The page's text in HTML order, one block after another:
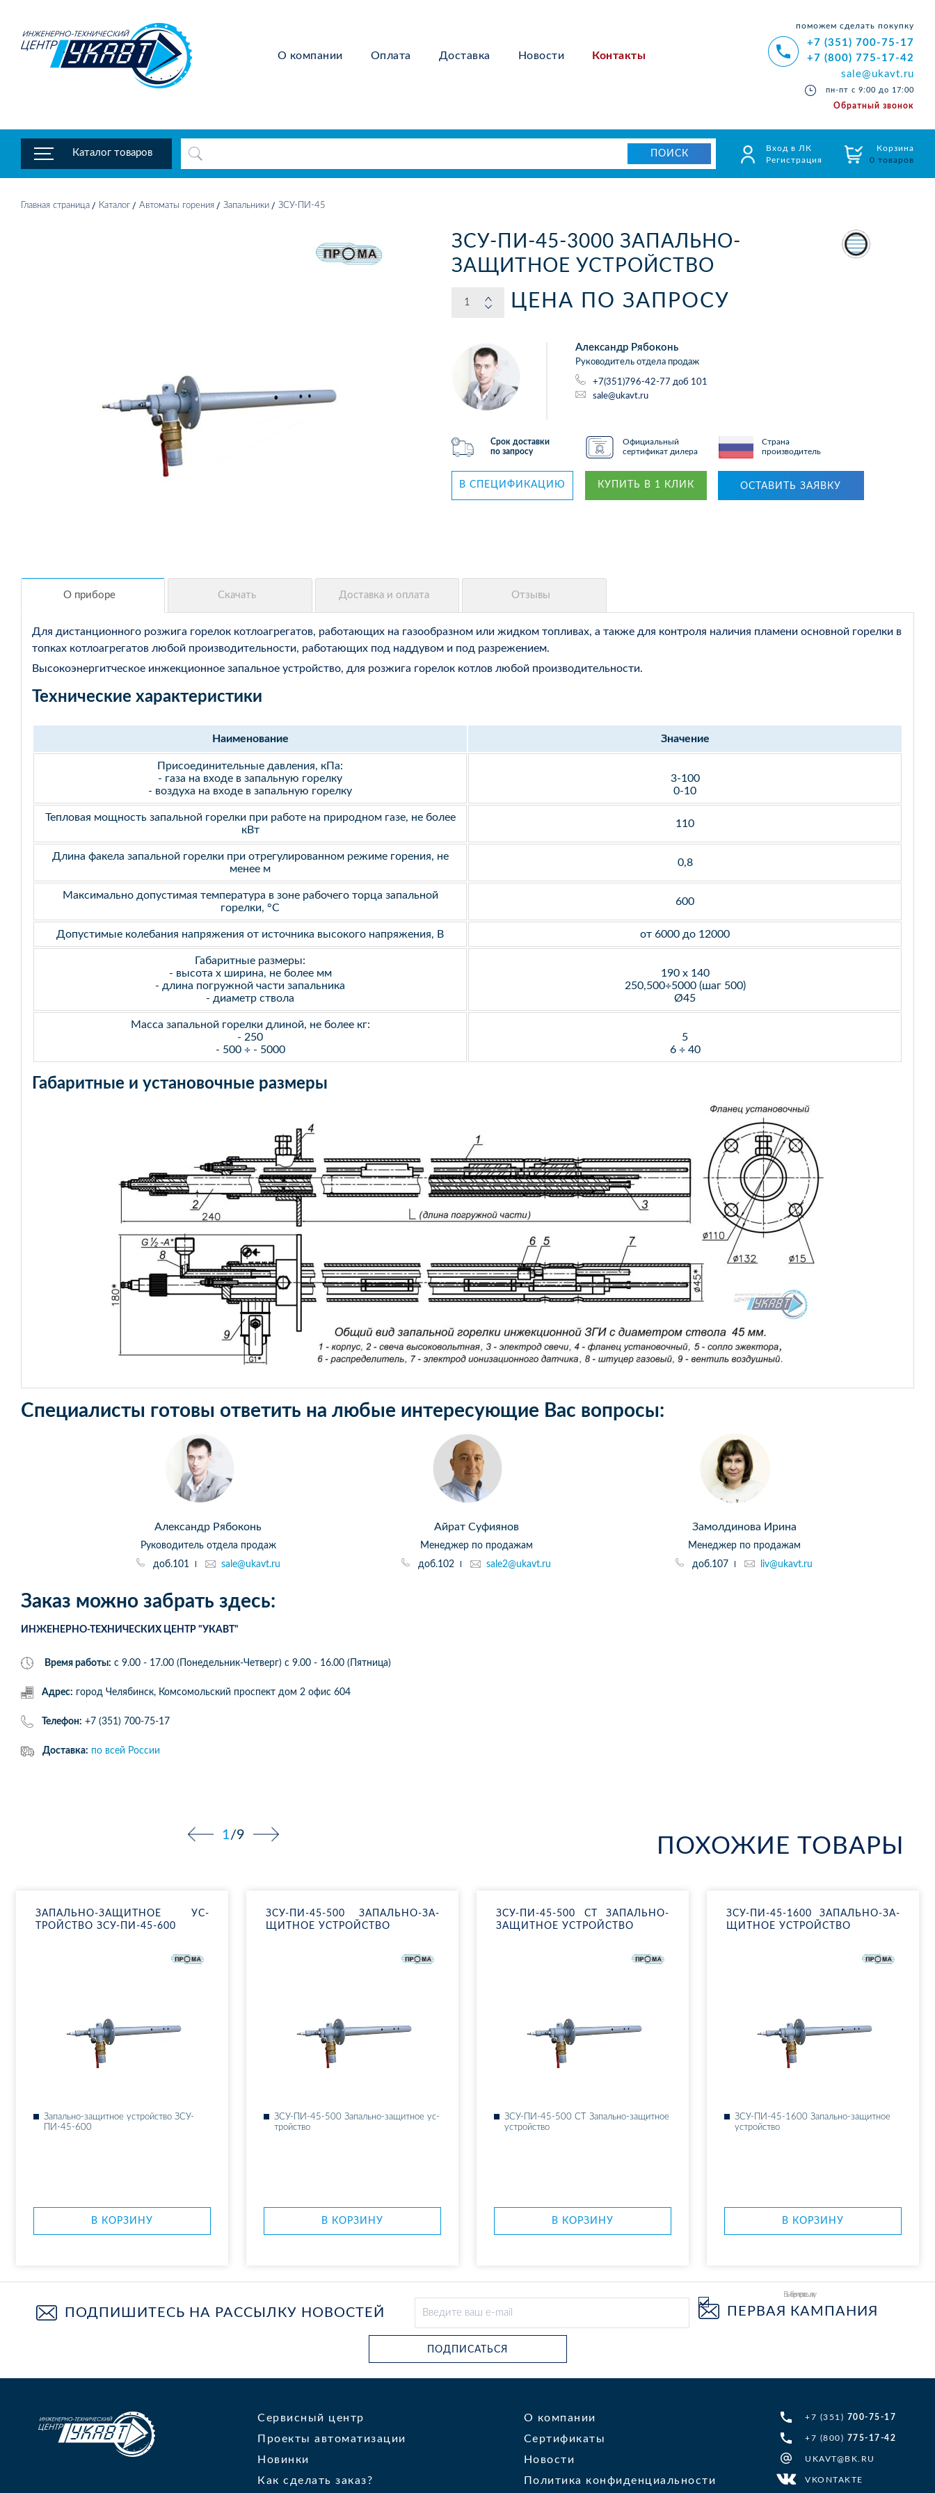
О компании Оплата Доставка Новости Контакты
поможем сделать покупку
+7 (351) 700-75-17
+7 (800) 775-17-42
sale@ukavt.ru
пн-пт с 9:00 до 17:00
Обратный звонок
Каталог товаров
Вход в ЛК
Регистрация
Корзина
0 товаров
Главная страница Каталог Автоматы горения Запальники ЗСУ-ПИ-45
ЗСУ-ПИ-45-3000 ЗАПАЛЬНО-
ЗАЩИТНОЕ УСТРОЙСТВО
ЦЕНА ПО ЗАПРОСУ
Александр Рябоконь
Руководитель отдела продаж
+7(351)796-42-77 доб 101
sale@ukavt.ru
Срок доставки
по запросу
Официальный
сертификат дилера
Страна
производитель
В СПЕЦИФИКАЦИЮ КУПИТЬ В 1 КЛИК ОСТАВИТЬ ЗАЯВКУ
Для дистанционного розжига горелок котлоагрегатов, работающих на газообразном или жидком топливах, а также для контроля наличия пламени основной горелки в
топках котлоагрегатов любой производительности, работающих под наддувом и под разрежением.
Высокоэнергитческое инжекционное запальное устройство, для розжига горелок котлов любой производительности.
Технические характеристики
Наименование Значение
Присоединительные давления, кПа:
- газа на входе в запальную горелку
- воздуха на входе в запальную горелку
3-100
0-10
Тепловая мощность запальной горелки при работе на природном газе, не более
кВт
110
Длина факела запальной горелки при отрегулированном режиме горения, не
менее м
0,8
Максимально допустимая температура в зоне рабочего торца запальной
горелки, °С
600
Допустимые колебания напряжения от источника высокого напряжения, В от 6000 до 12000
Габаритные размеры:
- высота х ширина, не более мм
- длина погружной части запальника
- диаметр ствола
190 х 140
250,500÷5000 (шаг 500)
Ø45
Масса запальной горелки длиной, не более кг:
- 250
- 500 ÷ - 5000
5
6 ÷ 40
Габаритные и установочные размеры
Специалисты готовы ответить на любые интересующие Вас вопросы:
Александр Рябоконь
Руководитель отдела продаж
доб.101
sale@ukavt.ru
Айрат Суфиянов
Менеджер по продажам
доб.102
sale2@ukavt.ru
Замолдинова Ирина
Менеджер по продажам
доб.107
liv@ukavt.ru
Заказ можно забрать здесь:
ИНЖЕНЕРНО-ТЕХНИЧЕСКИХ ЦЕНТР "УКАВТ"
Время работы: с 9.00 - 17.00 (Понедельник-Четверг) c 9.00 - 16.00 (Пятница)
Адрес: город Челябинск, Комсомольский проспект дом 2 офис 604
Телефон: +7 (351) 700-75-17
Доставка: по всей России
ПОХОЖИЕ ТОВАРЫ
1/9
ЗА­ПАЛЬ­НО-ЗА­ЩИТ­НОЕ УС­
ТРОЙ­СТВО ЗСУ-ПИ-45-600
За­паль­но-за­щит­ное ус­трой­ство ЗСУ-
ПИ-45-600
В КОР­ЗИ­НУ
ЗСУ-ПИ-45-500 ЗА­ПАЛЬ­НО-ЗА­
ЩИТ­НОЕ УС­ТРОЙ­СТВО
ЗСУ-ПИ-45-500 За­паль­но-за­щит­ное ус­
трой­ство
В КОР­ЗИ­НУ
ЗСУ-ПИ-45-500 СТ ЗА­ПАЛЬ­НО-
ЗА­ЩИТ­НОЕ УС­ТРОЙ­СТВО
ЗСУ-ПИ-45-500 СТ За­паль­но-за­щит­ное
ус­трой­ство
В КОР­ЗИ­НУ
ЗСУ-ПИ-45-1600 ЗА­ПАЛЬ­НО-ЗА­
ЩИТ­НОЕ УС­ТРОЙ­СТВО
ЗСУ-ПИ-45-1600 За­паль­но-за­щит­ное
ус­трой­ство
В КОР­ЗИ­НУ
ПОДПИШИТЕСЬ НА РАССЫЛКУ НОВОСТЕЙ
Выберите рассылку
ПЕРВАЯ КАМПАНИЯ
ПОДПИСАТЬСЯ
+7 (351) 700-75-17
+7 (800) 775-17-42
UKAVT@BK.RU
VKONTAKTE
Сервисный центр
Проекты автоматизации
Новинки
Как сделать заказ?
О компании
Сертификаты
Новости
Политика конфиденциальности